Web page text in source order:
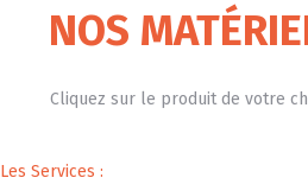
NOS
Cliquez sur le produit de votre
Les Services :